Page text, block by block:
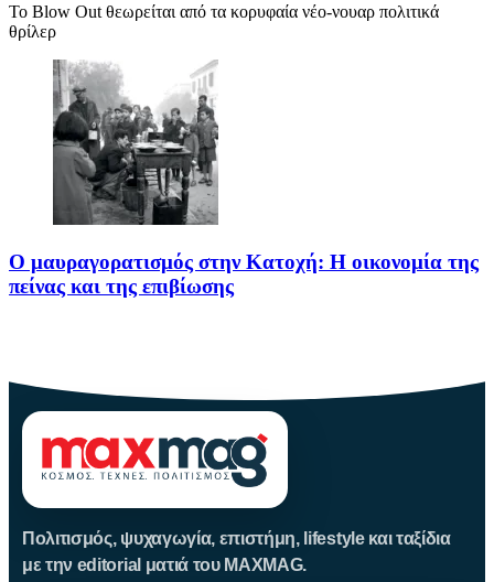
Το Blow Out θεωρείται από τα κορυφαία νέο-νουαρ πολιτικά
θρίλερ
Ο μαυραγορατισμός στην Κατοχή: Η οικονομία της
πείνας και της επιβίωσης
Πολιτισμός, ψυχαγωγία, επιστήμη, lifestyle και ταξίδια
με την editorial ματιά του MAXMAG.